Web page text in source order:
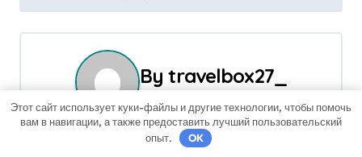
я
о
з
Bytravelbox27_
Этот сайт использует куки-файлы и другие технологии, чтобы помочь
вам в навигации, а также предоставить лучший пользовательский
опыт.
OK